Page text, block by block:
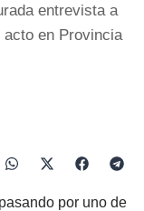
entrevista a
en Provincia
por uno de